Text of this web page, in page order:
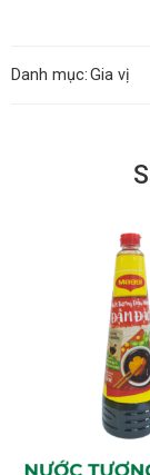
Danh mục:Gia vị